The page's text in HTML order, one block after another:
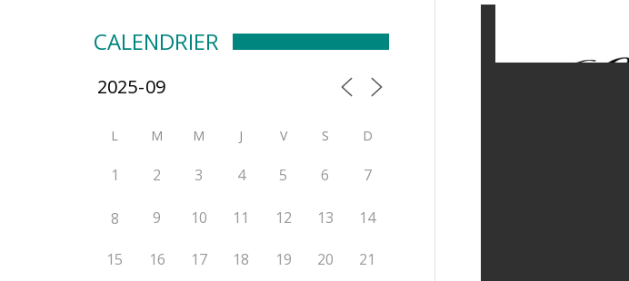
CALENDRIER
L M M J V S D
1 2 3 4 5 6 7
8 9 10 11 12 13 14
15 16 17 18 19 20 21